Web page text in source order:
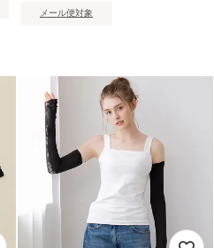
メール便対象